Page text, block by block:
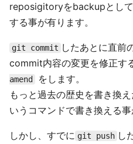
reposigitoryをbackupとし
する事が有ります。
git commit したあとに直前
commit内容の変更を修正す
amend
をします。
もっと過去の歴史を書き換
いうコマンドで書き換える事
しかし、すでに git push し